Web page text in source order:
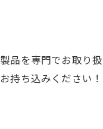
を専門でお取り扱
持ち込みください！